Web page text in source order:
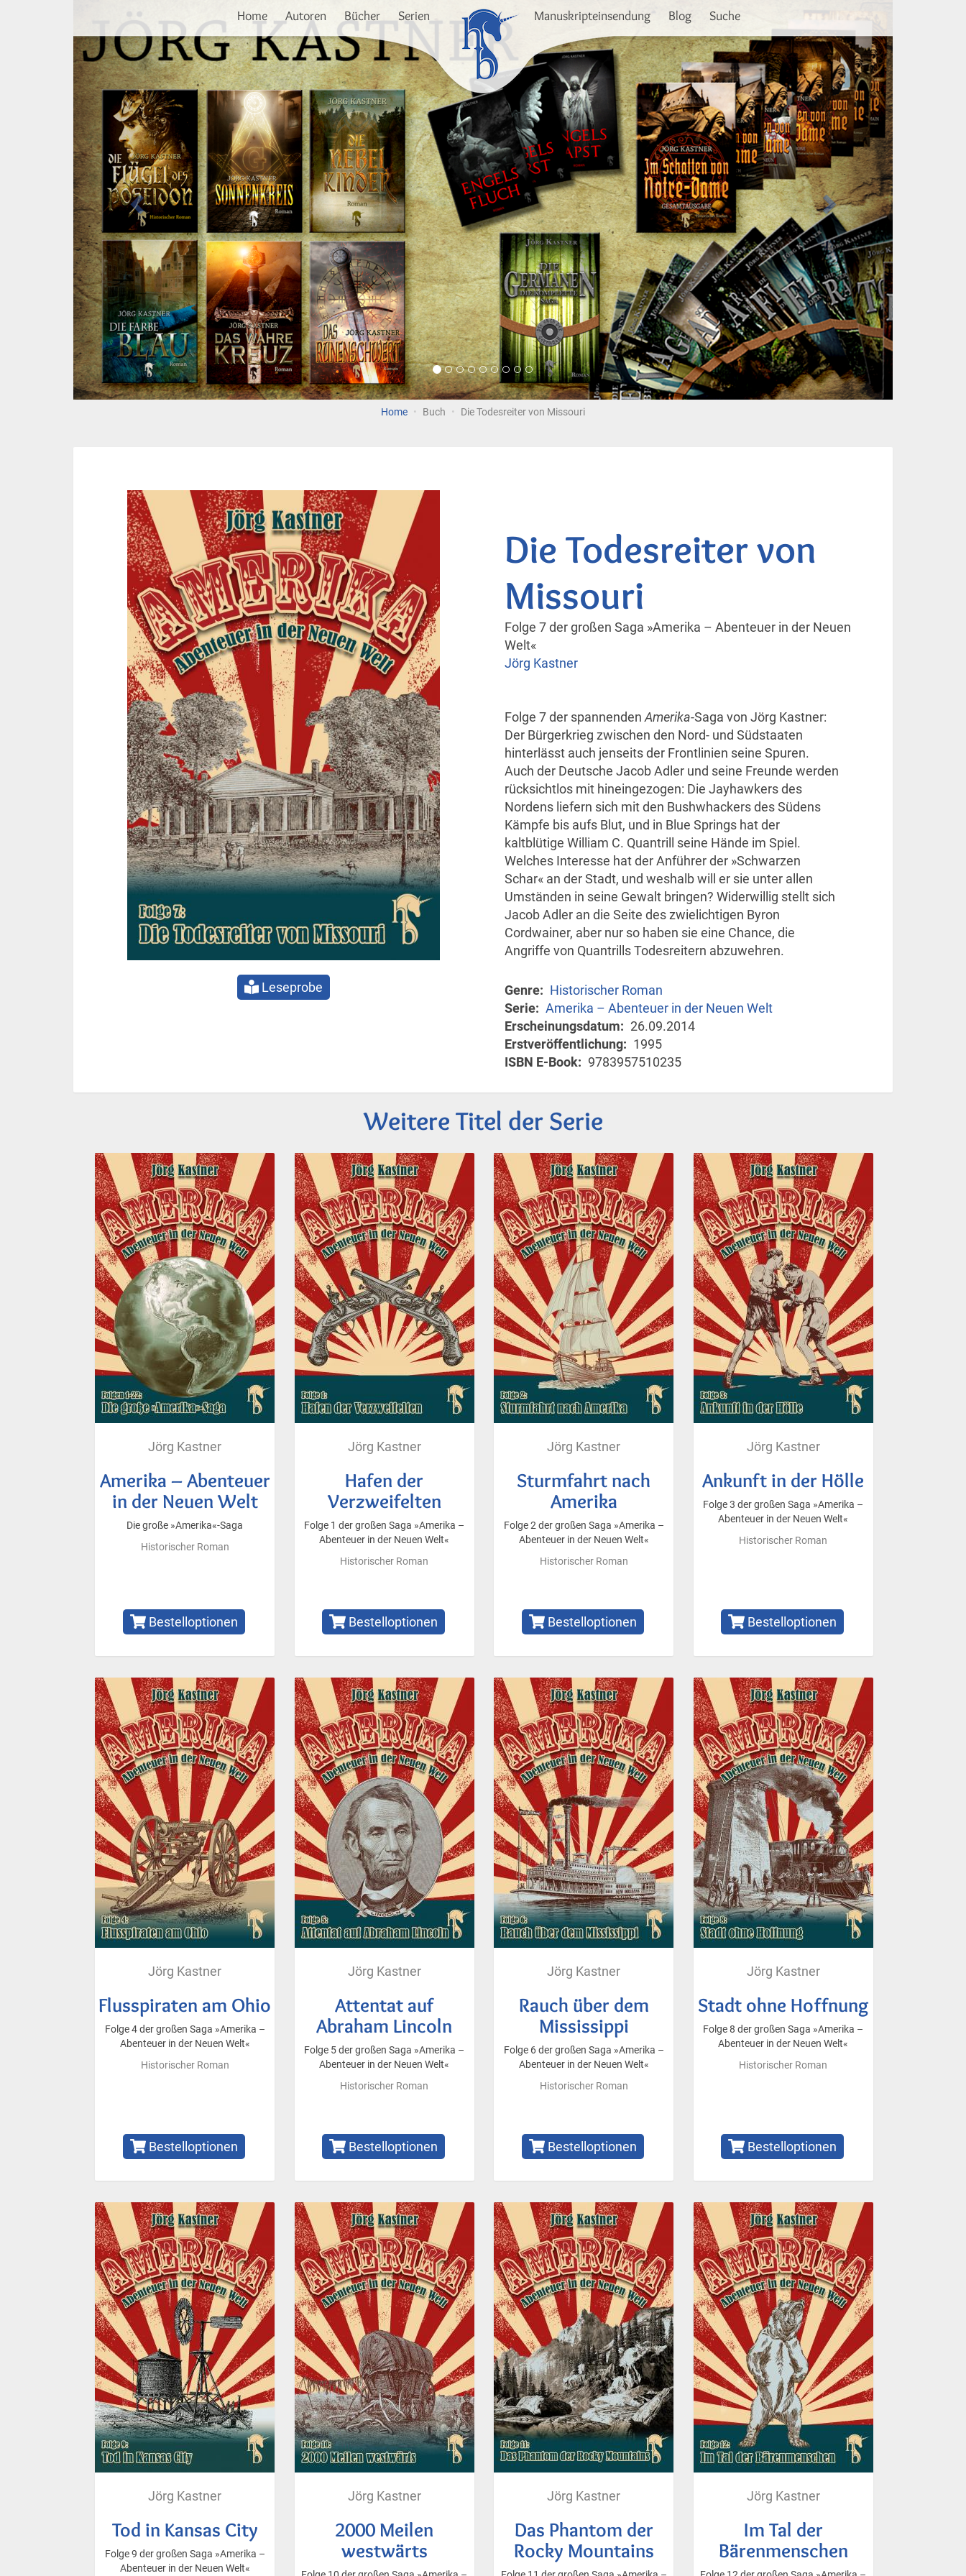
Home Autoren Bücher Serien Manuskripteinsendung Blog Suche Weiter
Home Buch Die Todesreiter von Missouri
Leseprobe
Die Todesreiter von
Missouri
Folge 7 der großen Saga »Amerika – Abenteuer in der Neuen
Welt«
Jörg Kastner
Folge 7 der spannenden Amerika-Saga von Jörg Kastner:
Der Bürgerkrieg zwischen den Nord- und Südstaaten
hinterlässt auch jenseits der Frontlinien seine Spuren.
Auch der Deutsche Jacob Adler und seine Freunde werden
rücksichtlos mit hineingezogen: Die Jayhawkers des
Nordens liefern sich mit den Bushwhackers des Südens
Kämpfe bis aufs Blut, und in Blue Springs hat der
kaltblütige William C. Quantrill seine Hände im Spiel.
Welches Interesse hat der Anführer der »Schwarzen
Schar« an der Stadt, und weshalb will er sie unter allen
Umständen in seine Gewalt bringen? Widerwillig stellt sich
Jacob Adler an die Seite des zwielichtigen Byron
Cordwainer, aber nur so haben sie eine Chance, die
Angriffe von Quantrills Todesreitern abzuwehren.
Genre
Historischer Roman
Serie
Amerika – Abenteuer in der Neuen Welt
Erscheinungsdatum
26.09.2014
Erstveröffentlichung
1995
ISBN E-Book
9783957510235
Weitere Titel der Serie
Jörg Kastner
Amerika – Abenteuer
in der Neuen Welt
Die große »Amerika«-Saga
Historischer Roman
Bestelloptionen
Jörg Kastner
Hafen der
Verzweifelten
Folge 1 der großen Saga »Amerika –
Abenteuer in der Neuen Welt«
Historischer Roman
Bestelloptionen
Jörg Kastner
Sturmfahrt nach
Amerika
Folge 2 der großen Saga »Amerika –
Abenteuer in der Neuen Welt«
Historischer Roman
Bestelloptionen
Jörg Kastner
Ankunft in der Hölle
Folge 3 der großen Saga »Amerika –
Abenteuer in der Neuen Welt«
Historischer Roman
Bestelloptionen
Jörg Kastner
Flusspiraten am Ohio
Folge 4 der großen Saga »Amerika –
Abenteuer in der Neuen Welt«
Historischer Roman
Bestelloptionen
Jörg Kastner
Attentat auf
Abraham Lincoln
Folge 5 der großen Saga »Amerika –
Abenteuer in der Neuen Welt«
Historischer Roman
Bestelloptionen
Jörg Kastner
Rauch über dem
Mississippi
Folge 6 der großen Saga »Amerika –
Abenteuer in der Neuen Welt«
Historischer Roman
Bestelloptionen
Jörg Kastner
Stadt ohne Hoffnung
Folge 8 der großen Saga »Amerika –
Abenteuer in der Neuen Welt«
Historischer Roman
Bestelloptionen
Jörg Kastner
Tod in Kansas City
Folge 9 der großen Saga »Amerika –
Abenteuer in der Neuen Welt«
Jörg Kastner
2000 Meilen
westwärts
Jörg Kastner
Das Phantom der
Rocky Mountains
Jörg Kastner
Im Tal der
Bärenmenschen